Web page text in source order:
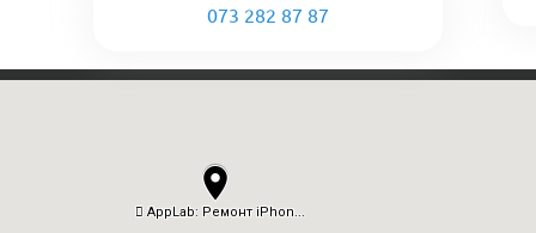
073 282 87 87